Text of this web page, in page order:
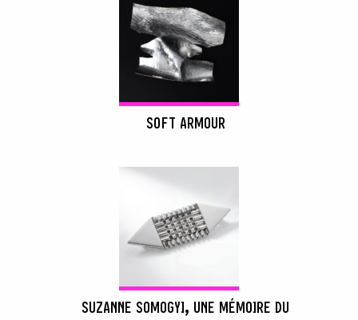
SOFT ARMOUR
SUZANNE SOMOGYI, UNE MÉMOIRE DU